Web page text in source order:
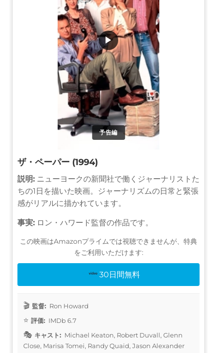
予告編
▶
ザ・ペーパー (1994)
説明: ニューヨークの新聞社で働くジャーナリストた
ちの1日を描いた映画。ジャーナリズムの日常と緊張
感がリアルに描かれています。
事実: ロン・ハワード監督の作品です。
この映画はAmazonプライムでは視聴できませんが、特典
をご利用いただけます:
30日間無料
監督: Ron Howard
評価: IMDb 6.7
キャスト: Michael Keaton, Robert Duvall, Glenn
Close, Marisa Tomei, Randy Quaid, Jason Alexander